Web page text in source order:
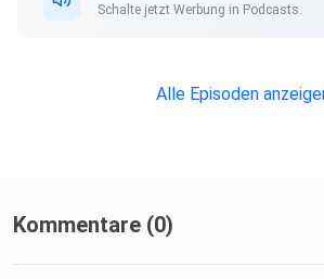
Schalte jetzt Werbung in Podcasts.
Alle Episoden
Kommentare (0)